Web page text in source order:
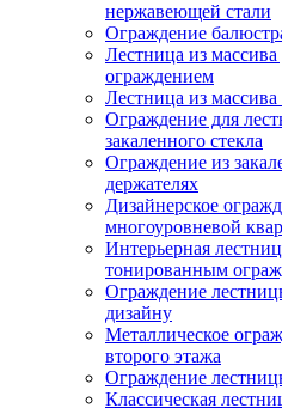
нержавеющей стали
Ограждение
Лестница из
ограждением
Лестница из
Ограждение для
закаленного стекла
Ограждение из
держателях
Дизайнерское
многоуровневой
Интерьерная
тонированным
Ограждение
дизайну
Металлическое
второго этажа
Ограждение
Классическая